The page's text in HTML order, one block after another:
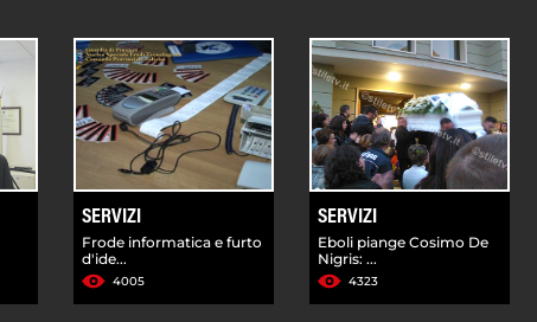
SERVIZI
Frode informatica e furto
d'ide...
4005
SERVIZI
Eboli piange Cosimo De
Nigris: ...
4323